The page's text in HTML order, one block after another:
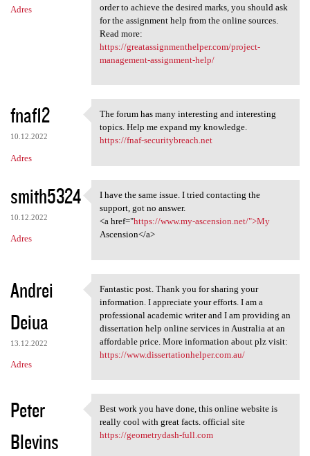
Adres
order to achieve the desired marks, you should ask
for the assignment help from the online sources.
Read more:
https://greatassignmenthelper.com/project-
management-assignment-help/
fnaf12
10.12.2022
Adres
The forum has many
The forum has many interesting and interesting
topics. Help me expand my knowledge.
https://fnaf-securitybreach.net
smith5324
10.12.2022
Adres
I have the same issue. I
I have the same issue. I tried contacting the
support, got no answer.
<a href="https://www.my-ascension.net/">My
Ascension</a>
Andrei
Deiua
13.12.2022
Adres
Fantastic post. Thank you for
Fantastic post. Thank you for sharing your
information. I appreciate your efforts. I am a
professional academic writer and I am providing an
dissertation help online services in Australia at an
affordable price. More information about plz visit:
https://www.dissertationhelper.com.au/
Peter
Blevins
Best work you have done, this
Best work you have done, this online website is
really cool with great facts. official site
https://geometrydash-full.com